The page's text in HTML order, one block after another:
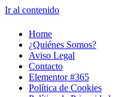
Ir al contenido
Home
¿Quiénes Somos?
Aviso Legal
Contacto
Elementor #365
Política de Cookies